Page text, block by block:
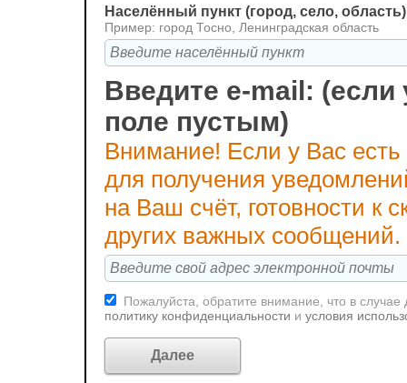
Населённый пункт (город, село,
Пример: город Тосно, Ленинградская область
Введите e-mail: (если
поле пустым)
Внимание! Если у Вас
для получения
на Ваш счёт, готовности к
других важных сообщений.
Пожалуйста, обратите внимание, что в
политику конфиденциальности и условия